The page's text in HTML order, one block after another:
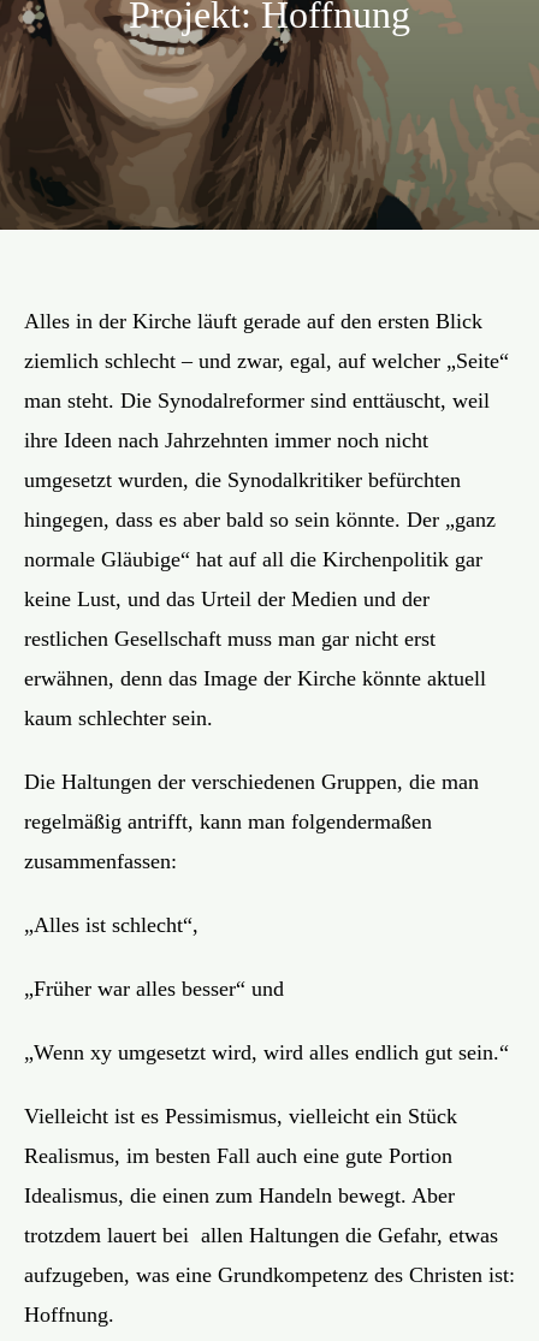
Aktion
Veröffentlichungen
Projekt: Hoffnung
Alles in der Kirche läuft gerade auf den ersten Blick
ziemlich schlecht – und zwar, egal, auf welcher „Seite“
man steht. Die Synodalreformer sind enttäuscht, weil
ihre Ideen nach Jahrzehnten immer noch nicht
umgesetzt wurden, die Synodalkritiker befürchten
hingegen, dass es aber bald so sein könnte. Der „ganz
normale Gläubige“ hat auf all die Kirchenpolitik gar
keine Lust, und das Urteil der Medien und der
restlichen Gesellschaft muss man gar nicht erst
erwähnen, denn das Image der Kirche könnte aktuell
kaum schlechter sein.
Die Haltungen der verschiedenen Gruppen, die man
regelmäßig antrifft, kann man folgendermaßen
zusammenfassen:
„Alles ist schlecht“,
„Früher war alles besser“ und
„Wenn xy umgesetzt wird, wird alles endlich gut sein.“
Vielleicht ist es Pessimismus, vielleicht ein Stück
Realismus, im besten Fall auch eine gute Portion
Idealismus, die einen zum Handeln bewegt. Aber
trotzdem lauert bei allen Haltungen die Gefahr, etwas
aufzugeben, was eine Grundkompetenz des Christen ist:
Hoffnung.